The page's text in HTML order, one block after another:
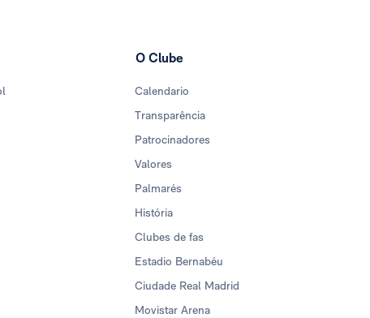
O Clube
Calendario
Transparência
Patrocinadores
Valores
Palmarés
História
Clubes de fas
Estadio Bernabéu
Ciudade Real Madrid
Movistar Arena